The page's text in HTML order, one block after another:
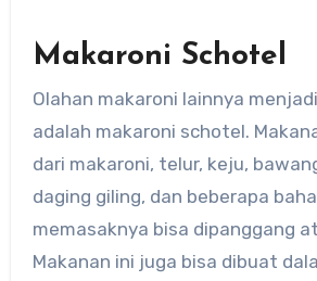
Makaroni Schotel
Olahan makaroni lainnya
adalah makaroni schotel.
dari makaroni, telur, keju,
daging giling, dan beberapa
memasaknya bisa dipanggang
Makanan ini juga bisa dibuat